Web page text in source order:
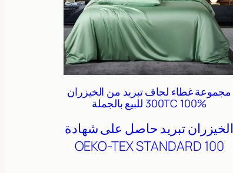
مجموعة غطاء لحاف تبريد من الخيزران
300TC 100% للبيع بالجملة
الخيزرانتبريد حاصل على شهادة
OEKO-TEX STANDARD 100